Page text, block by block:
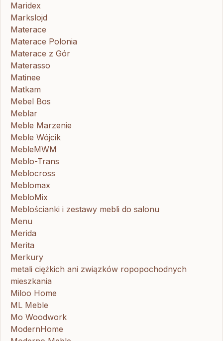
Maridex
Markslojd
Materace
Materace Polonia
Materace z Gór
Materasso
Matinee
Matkam
Mebel Bos
Meblar
Meble Marzenie
Meble Wójcik
MebleMWM
Meblo-Trans
Meblocross
Meblomax
MebloMix
Meblościanki i zestawy mebli do salonu
Menu
Merida
Merita
Merkury
metali ciężkich ani związków ropopochodnych
mieszkania
Miloo Home
ML Meble
Mo Woodwork
ModernHome